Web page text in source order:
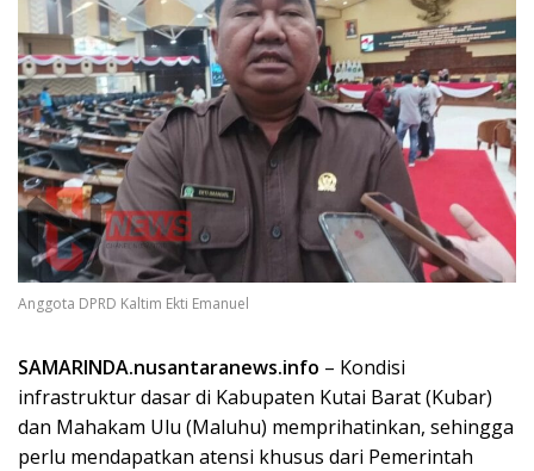
Anggota DPRD Kaltim Ekti Emanuel
SAMARINDA.nusantaranews.info – Kondisi
infrastruktur dasar di Kabupaten Kutai Barat (Kubar)
dan Mahakam Ulu (Maluhu) memprihatinkan, sehingga
perlu mendapatkan atensi khusus dari Pemerintah